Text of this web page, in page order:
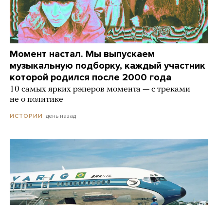
Момент настал. Мы выпускаем
музыкальную подборку, каждый участник
которой родился после 2000 года
10 самых ярких рэперов момента — с треками
не о политике
ИСТОРИИ день назад